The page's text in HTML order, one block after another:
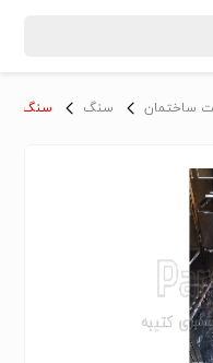
ساختمان سنگ سنگ -